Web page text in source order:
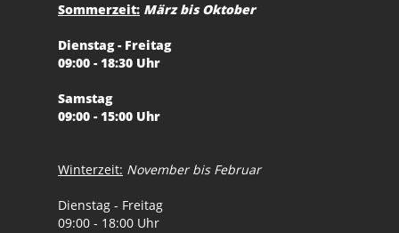
Sommerzeit: März bis Oktober
Dienstag - Freitag
09:00 - 18:30 Uhr
Samstag
09:00 - 15:00 Uhr
Winterzeit: November bis Februar
Dienstag - Freitag
09:00 - 18:00 Uhr